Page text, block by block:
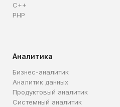
C++
PHP
Аналитика
Бизнес-аналитик
Аналитик данных
Продуктовый аналитик
Системный аналитик